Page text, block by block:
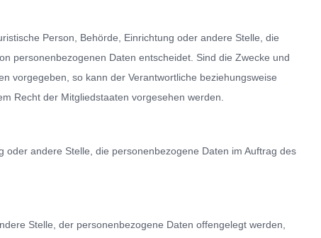
Person, Behörde, Einrichtung oder andere Stelle, die
personenbezogenen Daten entscheidet. Sind die Zwecke und
vorgegeben, so kann der Verantwortliche beziehungsweise
Recht der Mitgliedstaaten vorgesehen werden.
andere Stelle, die personenbezogene Daten im Auftrag des
Stelle, der personenbezogene Daten offengelegt werden,